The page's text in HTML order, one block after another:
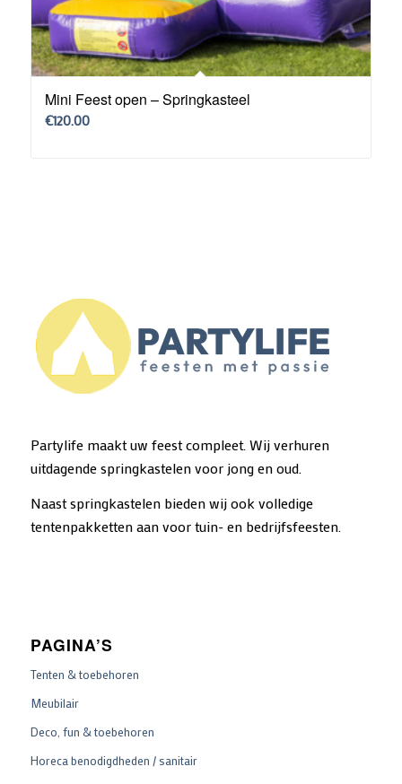
Mini Feest open – Springkasteel
€120.00
Partylife maakt uw feest compleet. Wij verhuren
uitdagende springkastelen voor jong en oud.
Naast springkastelen bieden wij ook volledige
tentenpakketten aan voor tuin- en bedrijfsfeesten.
PAGINA’S
Tenten & toebehoren
Meubilair
Deco, fun & toebehoren
Horeca benodigdheden / sanitair